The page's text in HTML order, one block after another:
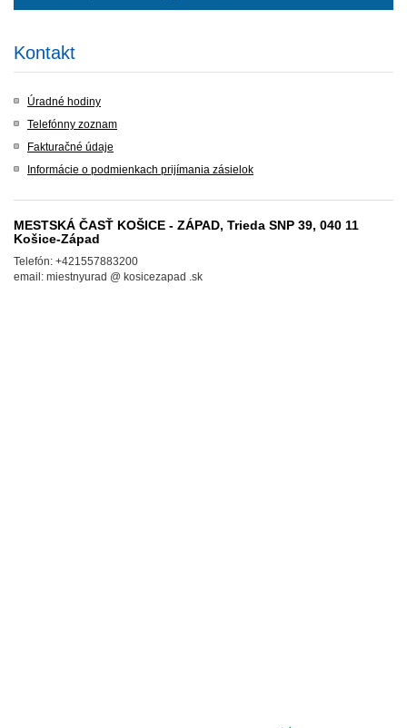
Kontakt
Úradné hodiny
Telefónny zoznam
Fakturačné údaje
Informácie o podmienkach prijímania zásielok
MESTSKÁ ČASŤ KOŠICE - ZÁPAD, Trieda SNP 39, 040 11
Košice-Západ
Telefón: +421557883200
email: miestnyurad @ kosicezapad .sk